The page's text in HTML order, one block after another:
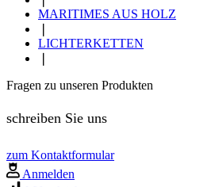
MARITIMES AUS HOLZ
LICHTERKETTEN
Fragen zu unseren Produkten
schreiben Sie uns
zum Kontaktformular
Anmelden